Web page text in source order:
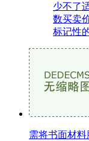
少不了
数买卖
标记性
需将书面材